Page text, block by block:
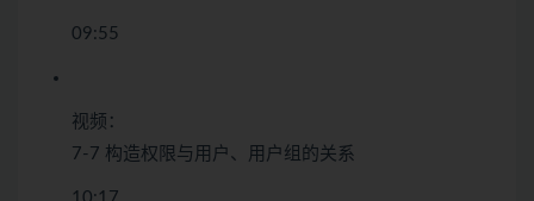
09:55
视频：
7-7 构造权限与用户、用户组的关系